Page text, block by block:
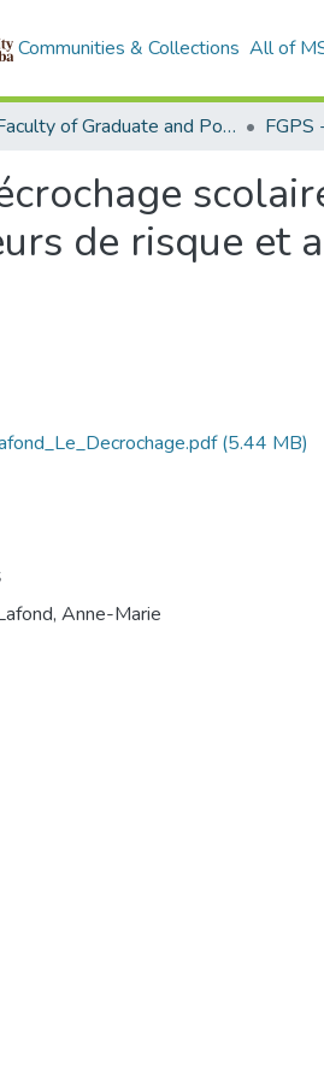
Communities & Collections All of
Faculty of Graduate and Postdoctoral Studies (Electronic Theses and Practica)
de risque et
(5.44 MB)
Anne-Marie